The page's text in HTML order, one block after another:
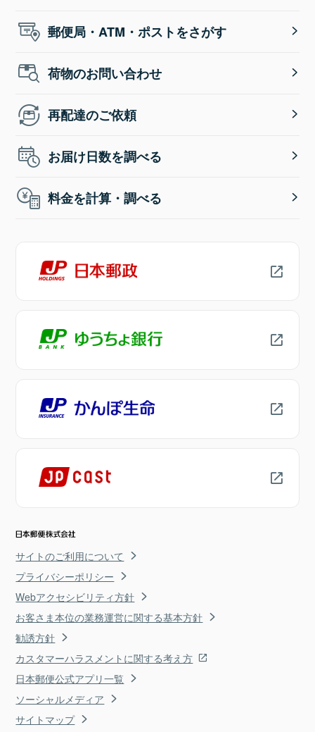
郵便局・ATM・ポストをさがす
荷物のお問い合わせ
再配達のご依頼
お届け日数を調べる
料金を計算・調べる
サイトのご利用について
プライバシーポリシー
Webアクセシビリティ方針
お客さま本位の業務運営に関する基本方針
勧誘方針
カスタマーハラスメントに関する考え方
日本郵便公式アプリ一覧
ソーシャルメディア
サイトマップ